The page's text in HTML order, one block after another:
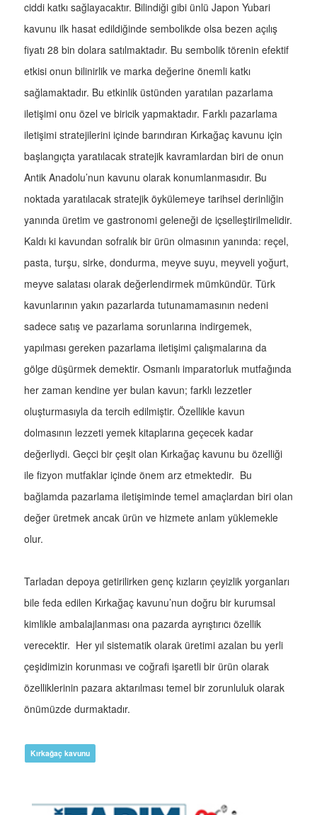
ciddi katkı sağlayacaktır. Bilindiği gibi ünlü Japon Yubari
kavunu ilk hasat edildiğinde sembolikde olsa bezen açılış
fiyatı 28 bin dolara satılmaktadır. Bu sembolik törenin efektif
etkisi onun bilinirlik ve marka değerine önemli katkı
sağlamaktadır. Bu etkinlik üstünden yaratılan pazarlama
iletişimi onu özel ve biricik yapmaktadır. Farklı pazarlama
iletişimi stratejilerini içinde barındıran Kırkağaç kavunu için
başlangıçta yaratılacak stratejik kavramlardan biri de onun
Antik Anadolu’nun kavunu olarak konumlanmasıdır. Bu
noktada yaratılacak stratejik öykülemeye tarihsel derinliğin
yanında üretim ve gastronomi geleneği de içselleştirilmelidir.
Kaldı ki kavundan sofralık bir ürün olmasının yanında: reçel,
pasta, turşu, sirke, dondurma, meyve suyu, meyveli yoğurt,
meyve salatası olarak değerlendirmek mümkündür. Türk
kavunlarının yakın pazarlarda tutunamamasının nedeni
sadece satış ve pazarlama sorunlarına indirgemek,
yapılması gereken pazarlama iletişimi çalışmalarına da
gölge düşürmek demektir. Osmanlı imparatorluk mutfağında
her zaman kendine yer bulan kavun; farklı lezzetler
oluşturmasıyla da tercih edilmiştir. Özellikle kavun
dolmasının lezzeti yemek kitaplarına geçecek kadar
değerliydi. Geçci bir çeşit olan Kırkağaç kavunu bu özelliği
ile fizyon mutfaklar içinde önem arz etmektedir. Bu
bağlamda pazarlama iletişiminde temel amaçlardan biri olan
değer üretmek ancak ürün ve hizmete anlam yüklemekle
olur.
Tarladan depoya getirilirken genç kızların çeyizlik yorganları
bile feda edilen Kırkağaç kavunu’nun doğru bir kurumsal
kimlikle ambalajlanması ona pazarda ayrıştırıcı özellik
verecektir. Her yıl sistematik olarak üretimi azalan bu yerli
çeşidimizin korunması ve coğrafi işaretli bir ürün olarak
özelliklerinin pazara aktarılması temel bir zorunluluk olarak
önümüzde durmaktadır.
Kırkağaç kavunu